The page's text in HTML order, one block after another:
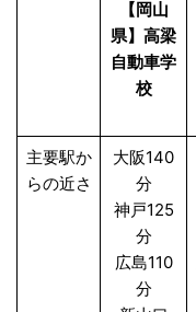
【岡山
県】高梁
自動車学
校
主要駅か
らの近さ
大阪140
分
神戸125
分
広島110
分